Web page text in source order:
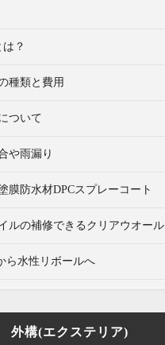
？
種類と費用
ついて
や雨漏り
膜防水材DPCスプレーコート
ルの補修できるクリアウオール
ら水性リボールへ
外構(エクステリア)